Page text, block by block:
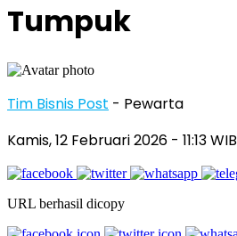
Tumpuk
Tim Bisnis Post - Pewarta
Kamis, 12 Februari 2026 - 11:13 WIB
URL berhasil dicopy